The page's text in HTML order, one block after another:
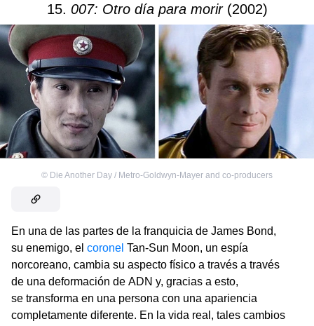
15. 007: Otro día para morir(2002)
© Die Another Day / Metro-Goldwyn-Mayer and co-producers
En una de las partes de la franquicia de James Bond,
su enemigo, el coronel Tan-Sun Moon, un espía
norcoreano, cambia su aspecto físico a través a través
de una deformación de ADN y, gracias a esto,
se transforma en una persona con una apariencia
completamente diferente. En la vida real, tales cambios